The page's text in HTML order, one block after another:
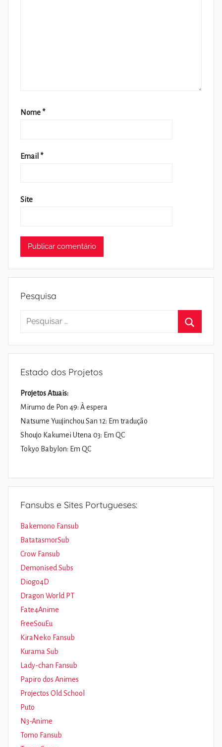
Nome *
Email *
Site
Pesquisa
Pesquisar
Estado dos Projetos
Projetos Atuais:
Mirumo de Pon 49: À espera
Natsume Yuujinchou San 12: Em tradução
Shoujo Kakumei Utena 03: Em QC
Tokyo Babylon: Em QC
Fansubs e Sites Portugueses:
Bakemono Fansub
BatatasmorSub
Crow Fansub
Demonised Subs
Diogo4D
Dragon World PT
Fate4Anime
FreeSouEu
KiraNeko Fansub
Kurama Sub
Lady-chan Fansub
Papiro dos Animes
Projectos Old School
Puto
N3-Anime
Tomo Fansub